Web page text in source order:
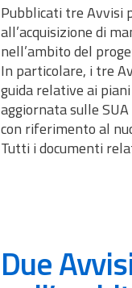
Pubblicati tre Avvisi
all’acquisizione di
nell’ambito del
In particolare, i tre
guida relative ai
aggiornata sulle
con riferimento al
Tutti i documenti
Due